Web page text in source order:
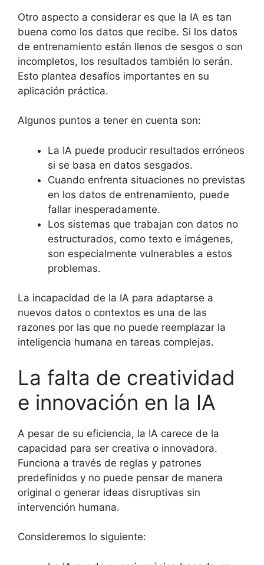
Otro aspecto a considerar es que la IA es tan
buena como los datos que recibe. Si los datos
de entrenamiento están llenos de sesgos o son
incompletos, los resultados también lo serán.
Esto plantea desafíos importantes en su
aplicación práctica.
Algunos puntos a tener en cuenta son:
La IA puede producir resultados erróneos
si se basa en datos sesgados.
Cuando enfrenta situaciones no previstas
en los datos de entrenamiento, puede
fallar inesperadamente.
Los sistemas que trabajan con datos no
estructurados, como texto e imágenes,
son especialmente vulnerables a estos
problemas.
La incapacidad de la IA para adaptarse a
nuevos datos o contextos es una de las
razones por las que no puede reemplazar la
inteligencia humana en tareas complejas.
La falta de creatividad
e innovación en la IA
A pesar de su eficiencia, la IA carece de la
capacidad para ser creativa o innovadora.
Funciona a través de reglas y patrones
predefinidos y no puede pensar de manera
original o generar ideas disruptivas sin
intervención humana.
Consideremos lo siguiente: